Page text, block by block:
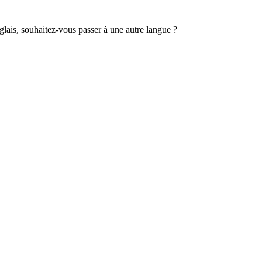
souhaitez-vous passer à une autre langue ?